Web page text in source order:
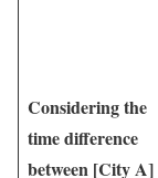
Considering the
time difference
between [City A]